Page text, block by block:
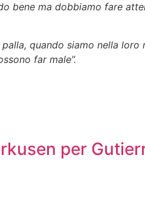
bene ma dobbiamo fare
palla, quando siamo nella
far male”.
per